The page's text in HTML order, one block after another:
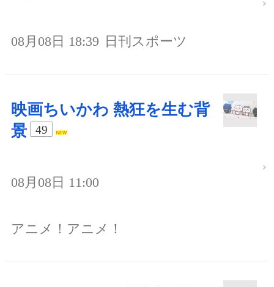
08月08日 18:39 日刊スポーツ
映画ちいかわ 熱狂を生む背
景
49
08月08日 11:00
アニメ！アニメ！